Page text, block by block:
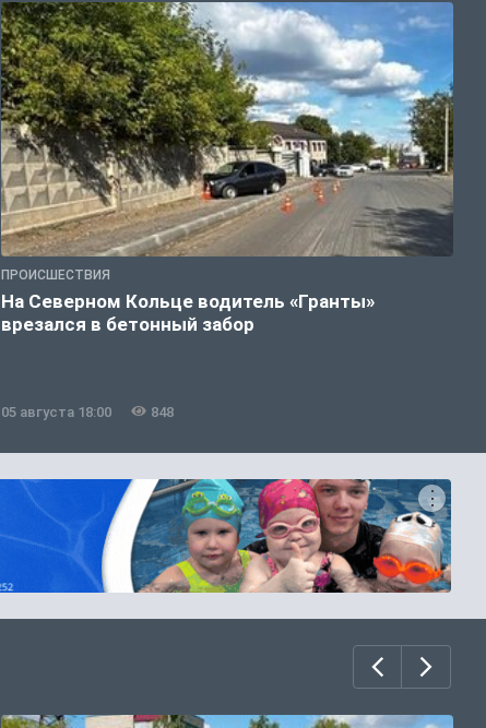
ПРОИСШЕСТВИЯ
На Северном Кольце водитель «Гранты»
врезался в бетонный забор
05 августа 18:00 848